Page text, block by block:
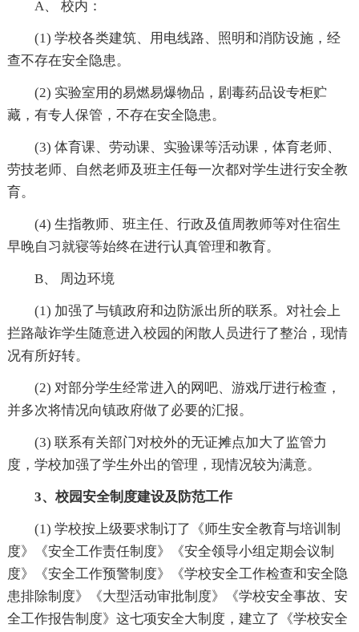
A、 校内：
(1) 学校各类建筑、用电线路、照明和消防设施，经
查不存在安全隐患。
(2) 实验室用的易燃易爆物品，剧毒药品设专柜贮
藏，有专人保管，不存在安全隐患。
(3) 体育课、劳动课、实验课等活动课，体育老师、
劳技老师、自然老师及班主任每一次都对学生进行安全教
育。
(4) 生指教师、班主任、行政及值周教师等对住宿生
早晚自习就寝等始终在进行认真管理和教育。
B、 周边环境
(1) 加强了与镇政府和边防派出所的联系。对社会上
拦路敲诈学生随意进入校园的闲散人员进行了整治，现情
况有所好转。
(2) 对部分学生经常进入的网吧、游戏厅进行检查，
并多次将情况向镇政府做了必要的汇报。
(3) 联系有关部门对校外的无证摊点加大了监管力
度，学校加强了学生外出的管理，现情况较为满意。
3、校园安全制度建设及防范工作
(1) 学校按上级要求制订了《师生安全教育与培训制
度》《安全工作责任制度》《安全领导小组定期会议制
度》《安全工作预警制度》《学校安全工作检查和安全隐
患排除制度》《大型活动审批制度》《学校安全事故、安
全工作报告制度》这七项安全大制度，建立了《学校安全